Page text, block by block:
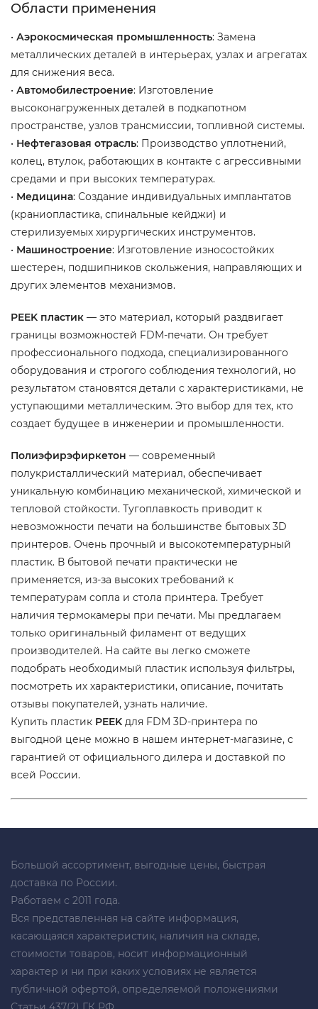
Области применения
• Аэрокосмическая промышленность: Замена
металлических деталей в интерьерах, узлах и агрегатах
для снижения веса.
• Автомобилестроение: Изготовление
высоконагруженных деталей в подкапотном
пространстве, узлов трансмиссии, топливной системы.
• Нефтегазовая отрасль: Производство уплотнений,
колец, втулок, работающих в контакте с агрессивными
средами и при высоких температурах.
• Медицина: Создание индивидуальных имплантатов
(краниопластика, спинальные кейджи) и
стерилизуемых хирургических инструментов.
• Машиностроение: Изготовление износостойких
шестерен, подшипников скольжения, направляющих и
других элементов механизмов.
PEEK пластик — это материал, который раздвигает
границы возможностей FDM-печати. Он требует
профессионального подхода, специализированного
оборудования и строгого соблюдения технологий, но
результатом становятся детали с характеристиками, не
уступающими металлическим. Это выбор для тех, кто
создает будущее в инженерии и промышленности.
Полиэфирэфиркетон — современный
полукристаллический материал, обеспечивает
уникальную комбинацию механической, химической и
тепловой стойкости. Тугоплавкость приводит к
невозможности печати на большинстве бытовых 3D
принтеров. Очень прочный и высокотемпературный
пластик. В бытовой печати практически не
применяется, из-за высоких требований к
температурам сопла и стола принтера. Требует
наличия термокамеры при печати. Мы предлагаем
только оригинальный филамент от ведущих
производителей. На сайте вы легко сможете
подобрать необходимый пластик используя фильтры,
посмотреть их характеристики, описание, почитать
отзывы покупателей, узнать наличие.
Купить пластик PEEK для FDM 3D-принтера по
выгодной цене можно в нашем интернет-магазине, с
гарантией от официального дилера и доставкой по
всей России.
Большой ассортимент, выгодные цены, быстрая
доставка по России.
Работаем с 2011 года.
Вся представленная на сайте информация,
касающаяся характеристик, наличия на складе,
стоимости товаров, носит информационный
характер и ни при каких условиях не является
публичной офертой, определяемой положениями